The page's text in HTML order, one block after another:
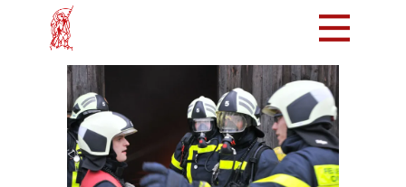
Mach mit!
Löschzug
Tradition
Bürger